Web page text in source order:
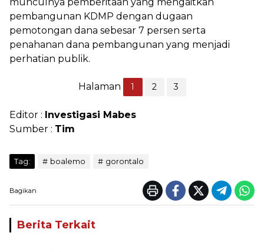
pembangunan KDMP dengan dugaan
pemotongan dana sebesar 7 persen serta
penahanan dana pembangunan yang menjadi
perhatian publik.
Halaman 1 2 3
Editor : Investigasi Mabes
Sumber : Tim
Tag: boalemo gorontalo
Bagikan
Berita Terkait